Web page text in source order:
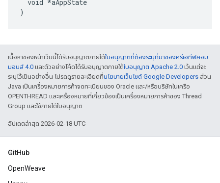
  void *aAppState
)
เนื้อหาของหน้าเว็บนี้ได้รับอนุญาตภายใต้ใบอนุญาตที่ต้องระบุที่มาของครีเอทีฟคอม
มอนส์ 4.0 และตัวอย่างโค้ดได้รับอนุญาตภายใต้ใบอนุญาต Apache 2.0 เว้นแต่จะ
ระบุไว้เป็นอย่างอื่น โปรดดูรายละเอียดที่นโยบายเว็บไซต์ Google Developers ส่วน
Java เป็นเครื่องหมายการค้าจดทะเบียนของ Oracle และ/หรือบริษัทในเครือ
OPENTHREAD และเครื่องหมายที่เกี่ยวข้องเป็นเครื่องหมายการค้าของ Thread
Group และใช้ภายใต้ใบอนุญาต
อัปเดตล่าสุด 2026-02-18 UTC
GitHub
OpenWeave